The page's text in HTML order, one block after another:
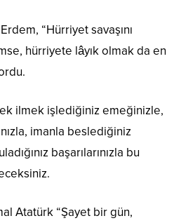
“Hürriyet savaşını
hürriyete lâyık olmak da en
ilmek işlediğiniz emeğinizle,
imanla beslediğiniz
başarılarınızla bu
Atatürk “Şayet bir gün,